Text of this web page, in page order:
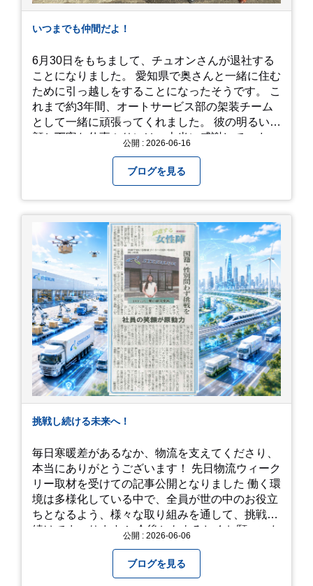
素敵ですし、晴れた日の「キラキラした光を浴び
たアジサイ」も最高です。ぜひカメラを持って出
やすい靴で: 山の斜面を利用した農園ですので、
歩き慣れた靴で行くのが安心です。 雨対策: 雨上
がりは足元が少し滑りやすくなることがありま
す。タオルや雨具を用意しておくと安心ですね。
開花時期のチェック: その年の気候によって見頃
が少し前後します。出かける前に必ず公式情報や
SNSで見頃を確認しましょう！ おわりに 梅雨の
時期を「我慢する期間」から「お出かけを楽しむ
期間」に変えてくれる、そんな素敵な場所です。
いです！
いつまでも仲間だよ！
6月30日をもちまして、チュオンさんが退社する
ことになりました。 愛知県で奥さんと一緒に住む
ために引っ越しをすることになったそうです。 こ
れまで約3年間、オートサービス部の架装チーム
として一緒に頑張ってくれました。 彼の明るい笑
顔と丁寧な仕事ぶりには、本当に感謝していま
撮影した記念写真を添付します。 チュオンさんの
今後のご活躍と新しいスタートを、みんなで応援
しましょう！ チュオンさん、今まで本当にありが
とうございました！
公開 : 2026-06-16
ブログを見る
挑戦し続ける未来へ！
毎日寒暖差があるなか、物流を支えてくださり、
本当にありがとうございます！ 先日物流ウィーク
リー取材を受けての記事公開となりました 働く環
境は多様化している中で、全員が世の中のお役立
ちとなるよう、様々な取り組みを通して、挑戦を
続けてまいります！ 今後ともよろしくお願いいた公開 : 2026-06-06
ブログを見る